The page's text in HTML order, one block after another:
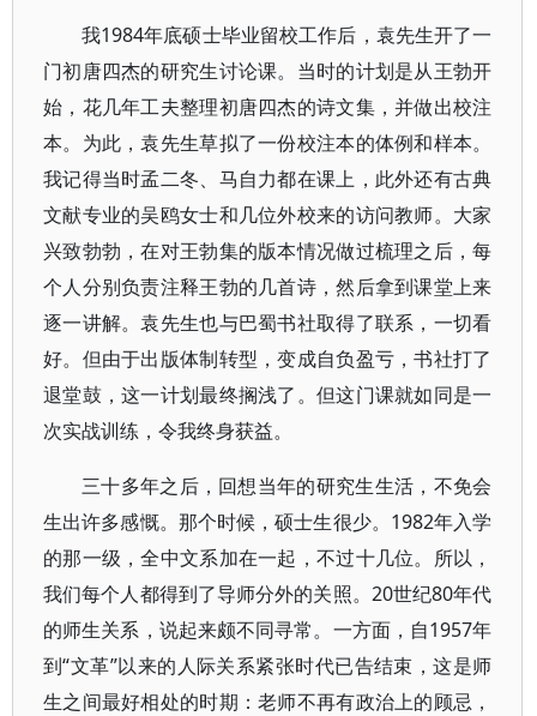
我1984年底硕士毕业留校工作后，袁先生开了一
门初唐四杰的研究生讨论课。当时的计划是从王勃开
始，花几年工夫整理初唐四杰的诗文集，并做出校注
本。为此，袁先生草拟了一份校注本的体例和样本。
我记得当时孟二冬、马自力都在课上，此外还有古典
文献专业的吴鸥女士和几位外校来的访问教师。大家
兴致勃勃，在对王勃集的版本情况做过梳理之后，每
个人分别负责注释王勃的几首诗，然后拿到课堂上来
逐一讲解。袁先生也与巴蜀书社取得了联系，一切看
好。但由于出版体制转型，变成自负盈亏，书社打了
退堂鼓，这一计划最终搁浅了。但这门课就如同是一
次实战训练，令我终身获益。
三十多年之后，回想当年的研究生生活，不免会
生出许多感慨。那个时候，硕士生很少。1982年入学
的那一级，全中文系加在一起，不过十几位。所以，
我们每个人都得到了导师分外的关照。20世纪80年代
的师生关系，说起来颇不同寻常。一方面，自1957年
到“文革”以来的人际关系紧张时代已告结束，这是师
生之间最好相处的时期：老师不再有政治上的顾忌，